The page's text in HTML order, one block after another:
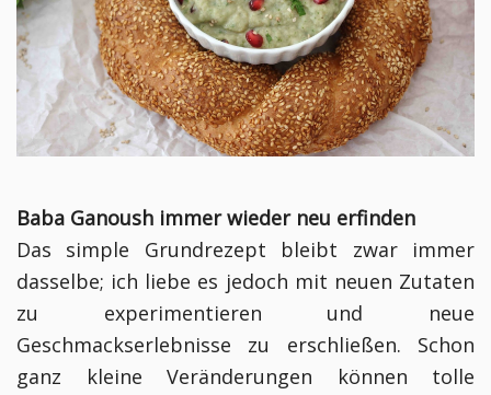
Baba Ganoush immer wieder neu erfinden
Das simple Grundrezept bleibt zwar immer
dasselbe; ich liebe es jedoch mit neuen Zutaten
zu experimentieren und neue
Geschmackserlebnisse zu erschließen. Schon
ganz kleine Veränderungen können tolle